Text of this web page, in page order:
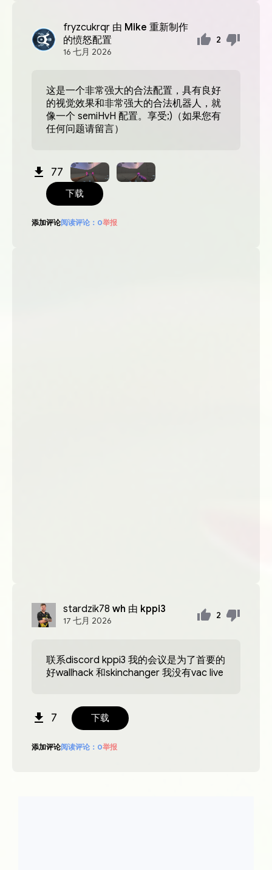
fryzcukrqr 由 Mike 重新制作
的愤怒配置
16 七月 2026
2
这是一个非常强大的合法配置，具有良好
的视觉效果和非常强大的合法机器人，就
像一个 semiHvH 配置。享受;)（如果您有
任何问题请留言）
77
下载
添加评论阅读评论： 0举报
stardzik78 wh 由 kppi3
17 七月 2026
2
联系discord kppi3 我的会议是为了首要的
好wallhack 和skinchanger 我没有vac live
7 下载
添加评论阅读评论： 0举报